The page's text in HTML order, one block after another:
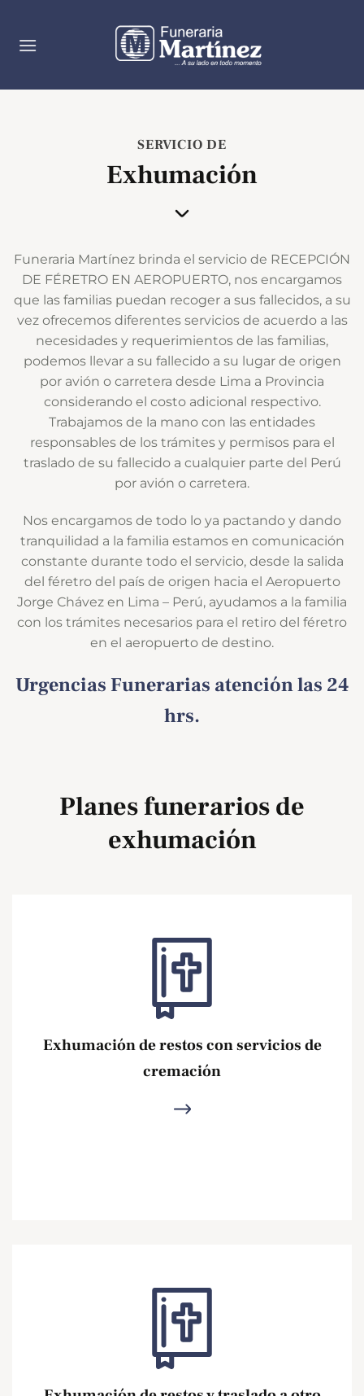
contenido
SERVICIO DE
Exhumación
Funeraria Martínez brinda el servicio de RECEPCIÓN
DE FÉRETRO EN AEROPUERTO, nos encargamos
que las familias puedan recoger a sus fallecidos, a su
vez ofrecemos diferentes servicios de acuerdo a las
necesidades y requerimientos de las familias,
podemos llevar a su fallecido a su lugar de origen
por avión o carretera desde Lima a Provincia
considerando el costo adicional respectivo.
Trabajamos de la mano con las entidades
responsables de los trámites y permisos para el
traslado de su fallecido a cualquier parte del Perú
por avión o carretera.
Nos encargamos de todo lo ya pactando y dando
tranquilidad a la familia estamos en comunicación
constante durante todo el servicio, desde la salida
del féretro del país de origen hacia el Aeropuerto
Jorge Chávez en Lima – Perú, ayudamos a la familia
con los trámites necesarios para el retiro del féretro
en el aeropuerto de destino.
Urgencias Funerarias atención las 24
hrs.
Planes funerarios de
exhumación
Exhumación de restos con servicios de
cremación